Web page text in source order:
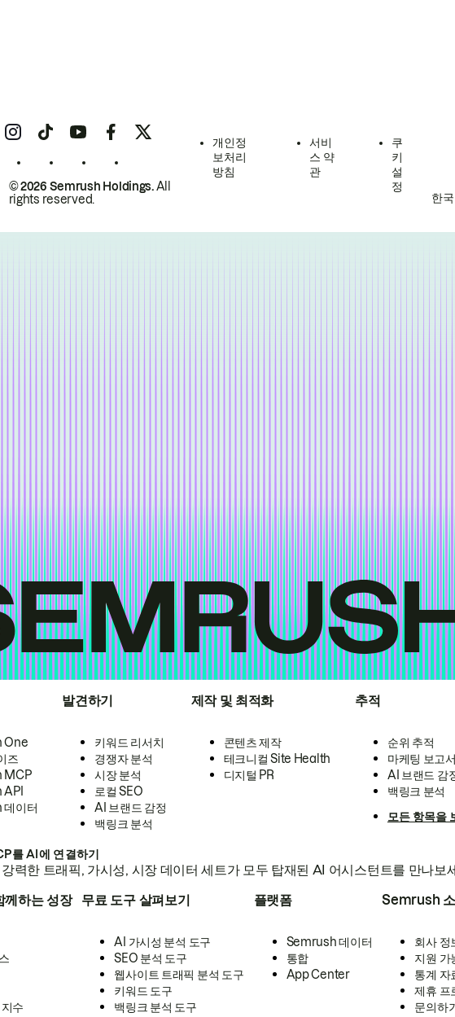
One
즈
MCP
이터
발견하기
키워드 리서치
경쟁자 분석
시장 분석
로컬 SEO
AI 브랜드 감정
백링크 분석
제작 및 최적화
콘텐츠 제작
테크니컬 Site Health
디지털 PR
추적
순위 추적
마케팅 보고
AI 브랜드 감
백링크 분석
모든 항목을
를 AI에 연결하기
력한 트래픽, 가시성, 시장 데이터 세트가 모두 탑재된 AI 어시스턴트를 만나보
하는 성장
수
무료 도구 살펴보기
AI 가시성 분석 도구
SEO 분석 도구
웹사이트 트래픽 분석 도구
키워드 도구
백링크 분석 도구
플랫폼
Semrush 데이터
통합
App Center
Semrush
회사 정
지원 가
통계 자
제휴 프
문의하
© 2026 Semrush Holdings.All
rights reserved.
개인정
보처리
방침
서비
스 약
관
쿠
키
설
정
한